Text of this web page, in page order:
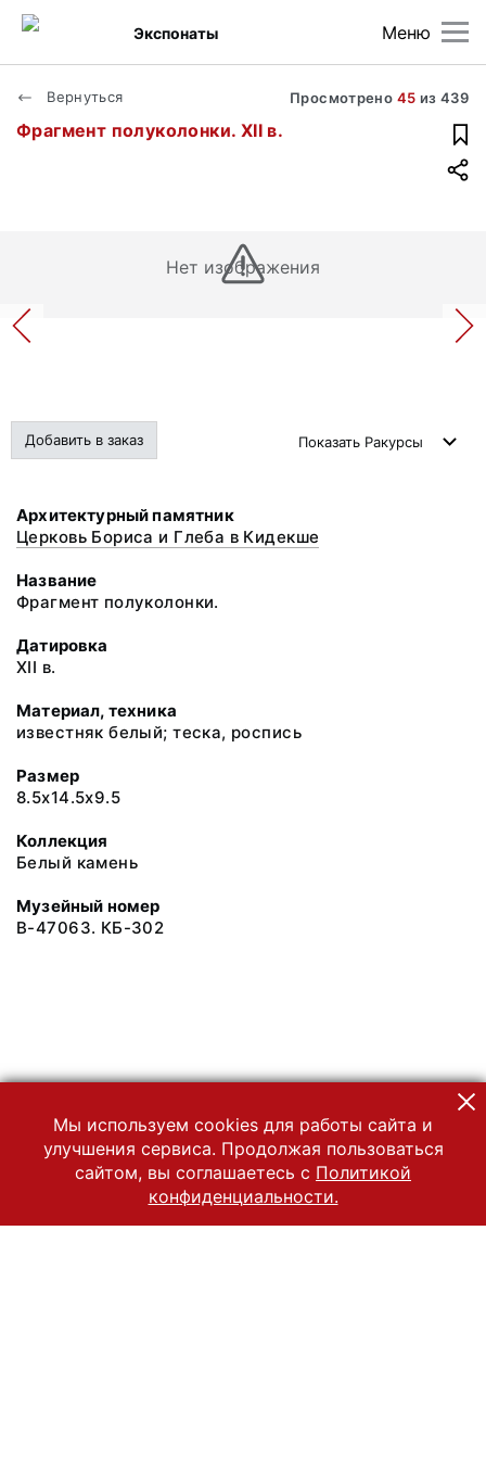
Меню
Экспонаты
Вернуться Просмотрено 45 из 439
Фрагмент полуколонки. XII в.
Нет изображения
Добавить в заказ Показать Ракурсы
Архитектурный памятник
Церковь Бориса и Глеба в Кидекше
Название
Фрагмент полуколонки.
Датировка
XII в.
Материал, техника
известняк белый; теска, роспись
Размер
8.5x14.5x9.5
Коллекция
Белый камень
Музейный номер
В-47063. КБ-302
Мы используем cookies для работы сайта и
улучшения сервиса. Продолжая пользоваться
сайтом, вы соглашаетесь с Политикой
конфиденциальности.